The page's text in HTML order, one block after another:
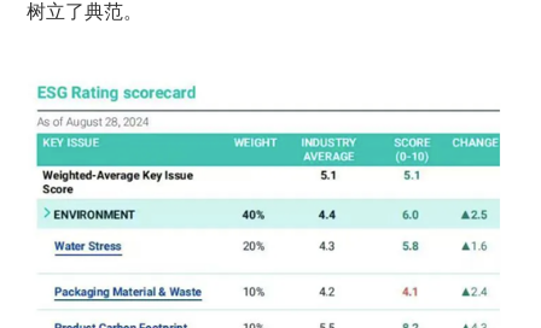
树立了典范。